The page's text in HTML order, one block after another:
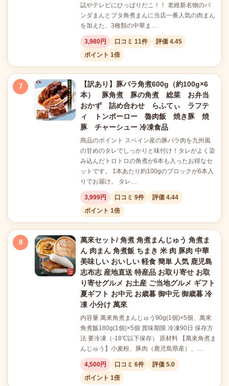
誌やテレビにひっぱりだこ！！ 老維新名物のパ
ンダまんとブタ角煮まんに当店一番人気の肉まん
を加えた、3種類の中華ま…
3,980円 口コミ 11件
評価 4.45
ポイント 1倍
7
【訳あり】豚バラ角煮600g（約100g×6
本） 豚角煮 豚の角煮 総菜 お弁当
おかず 詰め合わせ らふてぃ ラフテ
ィ トンポーロー 魯肉飯 焼き豚 焼
豚 チャーシュー 冷凍食品
商品のポイント スペイン産の豚バラ肉を九州風
の甘めのタレでしっかりと味付け！タレがよく染
み込んだトロトロの角煮が6本も入ったお得なセ
ットです。 1本あたり約100gのブロックが6本入
りでお届け。 タレ…
3,999円 口コミ 9件
評価 4.44
ポイント 1倍
8
萬來セット/ 角煮 角煮まんじゅう 角煮ま
ん 肉まん 角煮飯 ちまき 米 肉 豚肉 中華
美味しい おいしい 軽食 簡単 人気 鹿児島
志布志 産地直送 特産品 お取り寄せ お取
り寄せグルメ お土産 ご当地グルメ ギフト
夏ギフト お中元 お歳暮 御中元 御歳暮 冷
凍 小分け 萬來
内容量 萬來角煮まんじゅう90g(1個)×5個、萬來
角煮飯180g(1個)×5個 賞味期限 冷凍90日 保存方
法 要冷凍（-18℃以下保存） 原材料 【萬來角煮ま
んじゅう】小麦粉、豚肉（鹿児島県産）、…
4,500円 口コミ 6件
評価 5.0
ポイント 1倍